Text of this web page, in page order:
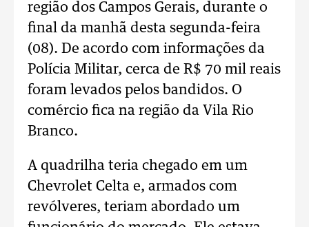
região dos Campos Gerais, durante o
final da manhã desta segunda-feira
(08). De acordo com informações da
Polícia Militar, cerca de R$ 70 mil reais
foram levados pelos bandidos. O
comércio fica na região da Vila Rio
Branco.
A quadrilha teria chegado em um
Chevrolet Celta e, armados com
revólveres, teriam abordado um